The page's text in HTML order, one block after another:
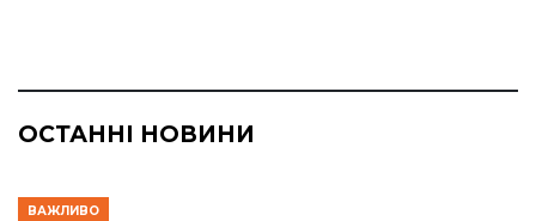
ОСТАННІ НОВИНИ
ВАЖЛИВО